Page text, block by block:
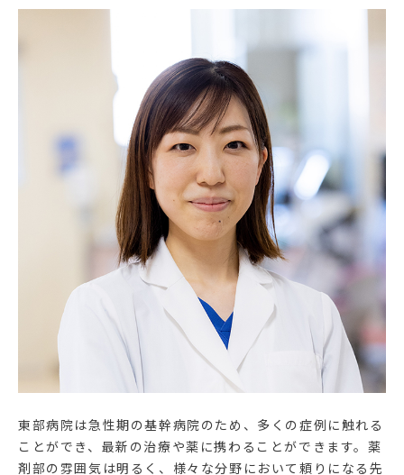
東部病院は急性期の基幹病院のため、多くの症例に触れる
ことができ、最新の治療や薬に携わることができます。薬
剤部の雰囲気は明るく、様々な分野において頼りになる先